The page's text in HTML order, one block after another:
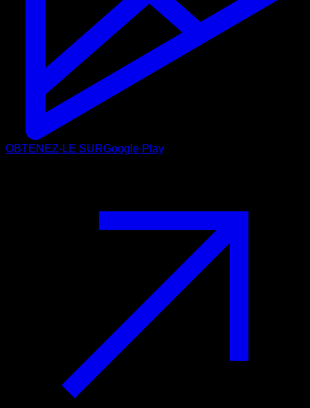
OBTENEZ-LE SURGoogle Play